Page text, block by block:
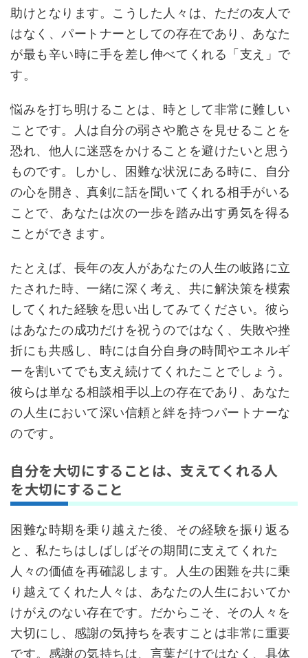
助けとなります。こうした人々は、ただの友人で
はなく、パートナーとしての存在であり、あなた
が最も辛い時に手を差し伸べてくれる「支え」で
す。
悩みを打ち明けることは、時として非常に難しい
ことです。人は自分の弱さや脆さを見せることを
恐れ、他人に迷惑をかけることを避けたいと思う
ものです。しかし、困難な状況にある時に、自分
の心を開き、真剣に話を聞いてくれる相手がいる
ことで、あなたは次の一歩を踏み出す勇気を得る
ことができます。
たとえば、長年の友人があなたの人生の岐路に立
たされた時、一緒に深く考え、共に解決策を模索
してくれた経験を思い出してみてください。彼ら
はあなたの成功だけを祝うのではなく、失敗や挫
折にも共感し、時には自分自身の時間やエネルギ
ーを割いてでも支え続けてくれたことでしょう。
彼らは単なる相談相手以上の存在であり、あなた
の人生において深い信頼と絆を持つパートナーな
のです。
自分を大切にすることは、支えてくれる人
を大切にすること
困難な時期を乗り越えた後、その経験を振り返る
と、私たちはしばしばその期間に支えてくれた
人々の価値を再確認します。人生の困難を共に乗
り越えてくれた人々は、あなたの人生においてか
けがえのない存在です。だからこそ、その人々を
大切にし、感謝の気持ちを表すことは非常に重要
です。感謝の気持ちは、言葉だけではなく、具体